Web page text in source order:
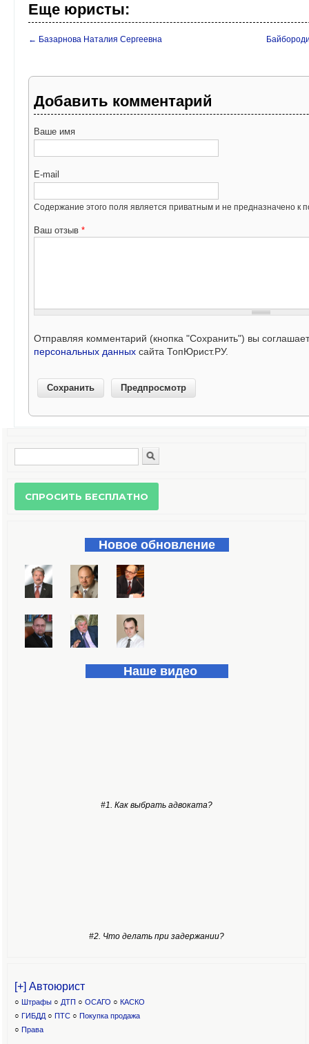
Еще юристы:
← Базарнова Наталия Сергеевна
Добавить комментарий
Ваше имя
E-mail
Содержание этого поля является приватным и не предназначено к
Ваш отзыв *
Отправляя комментарий (кнопка "Сохранить") вы
персональных данных сайта ТопЮрист.РУ.
Форма поиска
Новое обновление
Наше видео
#1. Как выбрать адвоката?
#2. Что делать при задержании?
[+] Автоюрист
○ Штрафы ○ ДТП ○ ОСАГО ○ КАСКО
○ ГИБДД ○ ПТС ○ Покупка продажа
○ Права